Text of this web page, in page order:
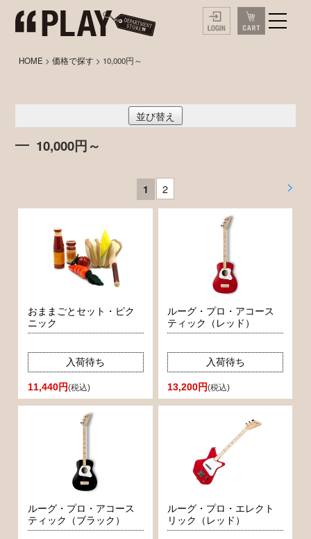
HOME >価格で探す > 10,000円～
並び替え
10,000円～
>
1 2
おままごとセット・ピク
ニック
入荷待ち
11,440円(税込)
ルーグ・プロ・アコース
ティック（レッド）
入荷待ち
13,200円(税込)
ルーグ・プロ・アコース
ティック（ブラック）
ルーグ・プロ・エレクト
リック（レッド）